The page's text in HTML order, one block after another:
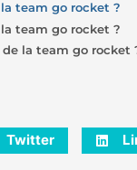
team go rocket ?
team go rocket ?
la team go rocket
Twitter